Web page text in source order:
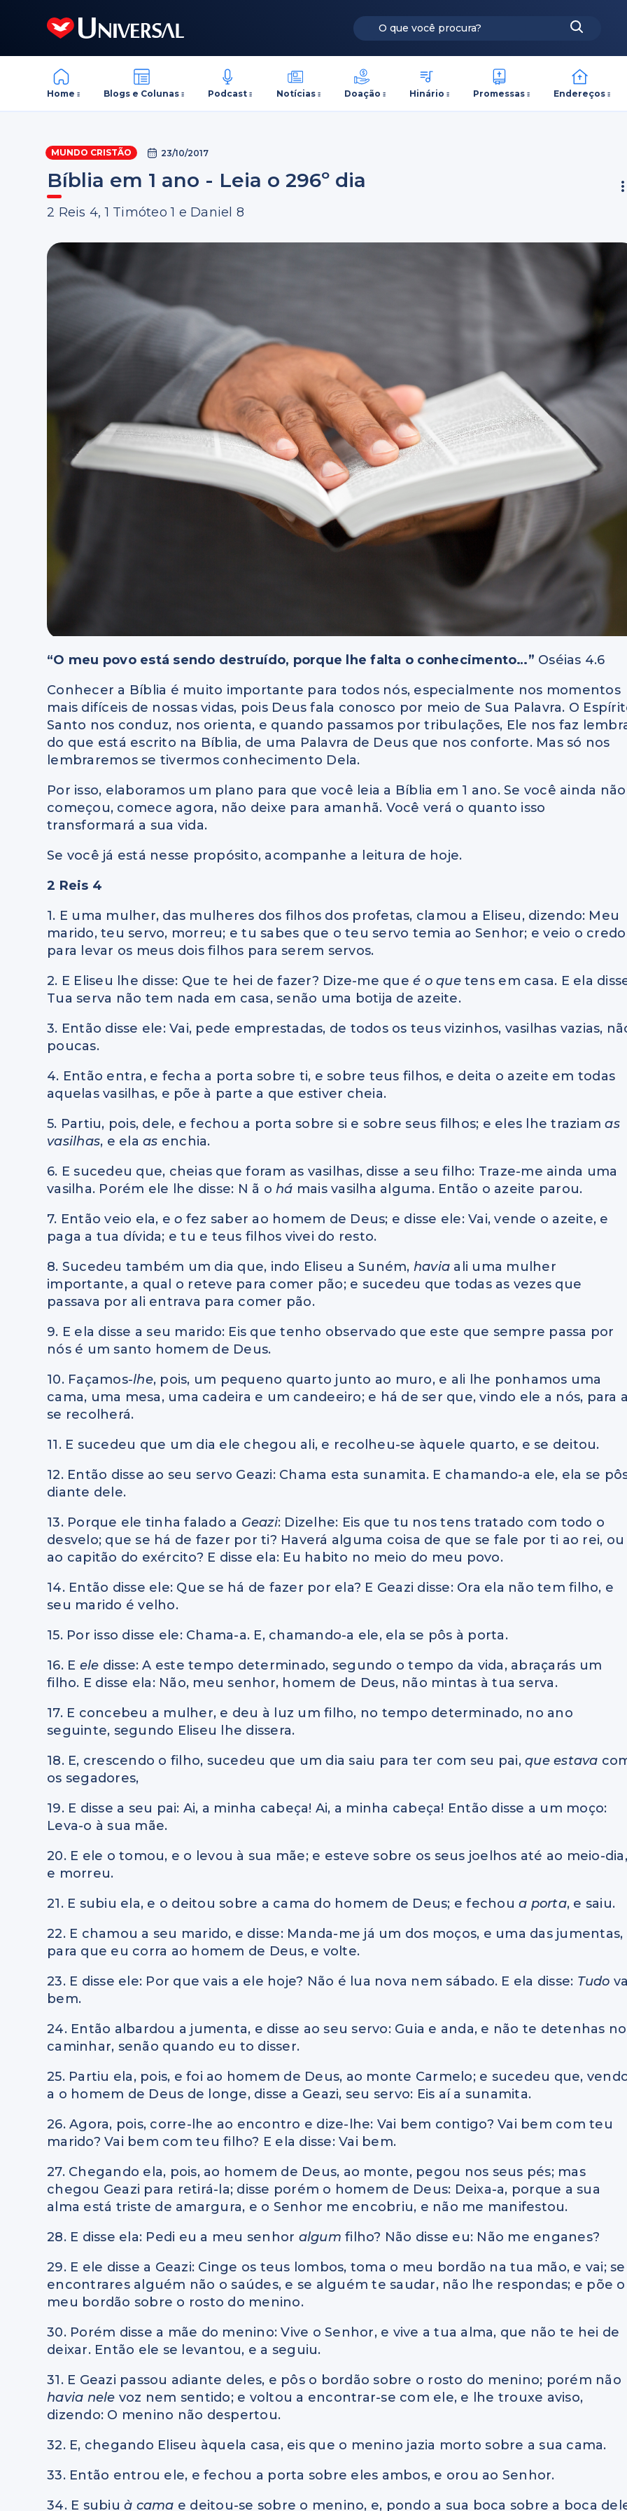
Home Blogs e Colunas Podcast Notícias Doação Hinário Promessas Endereços
MUNDO CRISTÃO 23/10/2017
Bíblia em 1 ano - Leia o 296º dia
2 Reis 4, 1 Timóteo 1 e Daniel 8
“O meu povo está sendo destruído, porque lhe falta o conhecimento…” Oséias 4.6
Conhecer a Bíblia é muito importante para todos nós, especialmente nos momentos
mais difíceis de nossas vidas, pois Deus fala conosco por meio de Sua Palavra. O
Santo nos conduz, nos orienta, e quando passamos por tribulações, Ele nos faz
do que está escrito na Bíblia, de uma Palavra de Deus que nos conforte. Mas só nos
lembraremos se tivermos conhecimento Dela.
Por isso, elaboramos um plano para que você leia a Bíblia em 1 ano. Se você ainda não
começou, comece agora, não deixe para amanhã. Você verá o quanto isso
transformará a sua vida.
Se você já está nesse propósito, acompanhe a leitura de hoje.
2 Reis 4
1. E uma mulher, das mulheres dos filhos dos profetas, clamou a Eliseu, dizendo: Meu
marido, teu servo, morreu; e tu sabes que o teu servo temia ao Senhor; e veio o
para levar os meus dois filhos para serem servos.
2. E Eliseu lhe disse: Que te hei de fazer? Dize-me queé o quetens em casa. E ela
Tua serva não tem nada em casa, senão uma botija de azeite.
3. Então disse ele: Vai, pede emprestadas, de todos os teus vizinhos, vasilhas vazias,
poucas.
4. Então entra, e fecha a porta sobre ti, e sobre teus filhos, e deita o azeite em todas
aquelas vasilhas, e põe à parte a que estiver cheia.
5. Partiu, pois, dele, e fechou a porta sobre si e sobre seus filhos; e eles lhe traziamas
vasilhas, e elaas enchia.
6. E sucedeu que, cheias que foram as vasilhas, disse a seu filho: Traze-me ainda uma
vasilha. Porém ele lhe disse: N ã ohá mais vasilha alguma. Então o azeite parou.
7. Então veio ela, eo fez saber ao homem de Deus; e disse ele: Vai, vende o azeite, e
paga a tua dívida; e tu e teus filhos vivei do resto.
8. Sucedeu também um dia que, indo Eliseu a Suném, havia ali uma mulher
importante, a qual o reteve para comer pão; e sucedeu que todas as vezes que
passava por ali entrava para comer pão.
9. E ela disse a seu marido: Eis que tenho observado que este que sempre passa por
nós é um santo homem de Deus.
10. Façamos-lhe, pois, um pequeno quarto junto ao muro, e ali lhe ponhamos uma
cama, uma mesa, uma cadeira e um candeeiro; e há de ser que, vindo ele a nós, para
se recolherá.
11. E sucedeu que um dia ele chegou ali, e recolheu-se àquele quarto, e se deitou.
12. Então disse ao seu servo Geazi: Chama esta sunamita. E chamando-a ele, ela se
diante dele.
13. Porque ele tinha falado a Geazi: Dizelhe: Eis que tu nos tens tratado com todo o
desvelo; que se há de fazer por ti? Haverá alguma coisa de que se fale por ti ao rei, ou
ao capitão do exército? E disse ela: Eu habito no meio do meu povo.
14. Então disse ele: Que se há de fazer por ela? E Geazi disse: Ora ela não tem filho, e
seu marido é velho.
15. Por isso disse ele: Chama-a. E, chamando-a ele, ela se pôs à porta.
16. E ele disse: A este tempo determinado, segundo o tempo da vida, abraçarás um
filho. E disse ela: Não, meu senhor, homem de Deus, não mintas à tua serva.
17. E concebeu a mulher, e deu à luz um filho, no tempo determinado, no ano
seguinte, segundo Eliseu lhe dissera.
18. E, crescendo o filho, sucedeu que um dia saiu para ter com seu pai,que estava
os segadores,
19. E disse a seu pai: Ai, a minha cabeça! Ai, a minha cabeça! Então disse a um moço:
Leva-o à sua mãe.
20. E ele o tomou, e o levou à sua mãe; e esteve sobre os seus joelhos até ao meio-dia,
e morreu.
21. E subiu ela, e o deitou sobre a cama do homem de Deus; e fechoua porta, e saiu.
22. E chamou a seu marido, e disse: Manda-me já um dos moços, e uma das jumentas,
para que eu corra ao homem de Deus, e volte.
23. E disse ele: Por que vais a ele hoje? Não é lua nova nem sábado. E ela disse: Tudo
bem.
24. Então albardou a jumenta, e disse ao seu servo: Guia e anda, e não te detenhas no
caminhar, senão quando eu to disser.
25. Partiu ela, pois, e foi ao homem de Deus, ao monte Carmelo; e sucedeu que,
a o homem de Deus de longe, disse a Geazi, seu servo: Eis aí a sunamita.
26. Agora, pois, corre-lhe ao encontro e dize-lhe: Vai bem contigo? Vai bem com teu
marido? Vai bem com teu filho? E ela disse: Vai bem.
27. Chegando ela, pois, ao homem de Deus, ao monte, pegou nos seus pés; mas
chegou Geazi para retirá-la; disse porém o homem de Deus: Deixa-a, porque a sua
alma está triste de amargura, e o Senhor me encobriu, e não me manifestou.
28. E disse ela: Pedi eu a meu senhor algumfilho? Não disse eu: Não me enganes?
29. E ele disse a Geazi: Cinge os teus lombos, toma o meu bordão na tua mão, e vai; se
encontrares alguém não o saúdes, e se alguém te saudar, não lhe respondas; e põe o
meu bordão sobre o rosto do menino.
30. Porém disse a mãe do menino: Vive o Senhor, e vive a tua alma, que não te hei de
deixar. Então ele se levantou, e a seguiu.
31. E Geazi passou adiante deles, e pôs o bordão sobre o rosto do menino; porém não
havia nele voz nem sentido; e voltou a encontrar-se com ele, e lhe trouxe aviso,
dizendo: O menino não despertou.
32. E, chegando Eliseu àquela casa, eis que o menino jazia morto sobre a sua cama.
33. Então entrou ele, e fechou a porta sobre eles ambos, e orou ao Senhor.
34. E subiuà cama e deitou-se sobre o menino, e, pondo a sua boca sobre a boca